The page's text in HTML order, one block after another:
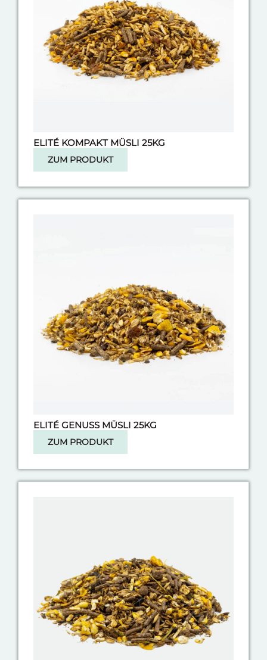
ELITÉ KOMPAKT MÜSLI 25KG
ZUM PRODUKT
ELITÉ GENUSS MÜSLI 25KG
ZUM PRODUKT